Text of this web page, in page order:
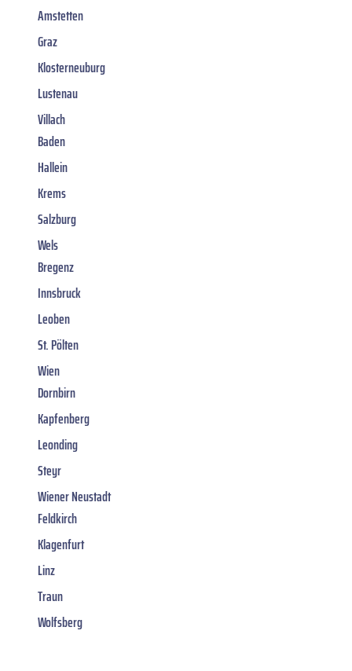
Amstetten
Graz
Klosterneuburg
Lustenau
Villach
Baden
Hallein
Krems
Salzburg
Wels
Bregenz
Innsbruck
Leoben
St. Pölten
Wien
Dornbirn
Kapfenberg
Leonding
Steyr
Wiener Neustadt
Feldkirch
Klagenfurt
Linz
Traun
Wolfsberg